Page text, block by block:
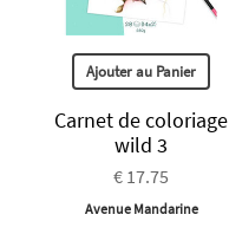
Ajouter au Panier
Carnet de coloriage
wild 3
€ 17.75
Avenue Mandarine